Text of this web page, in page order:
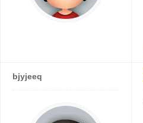
bjyjeeq